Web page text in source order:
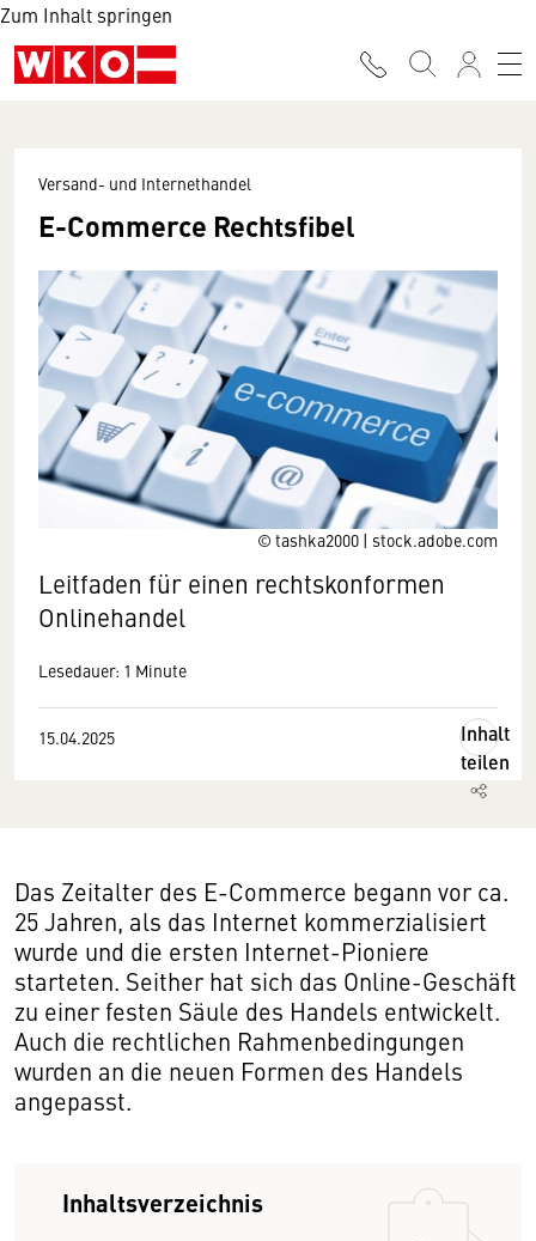
Zum Inhalt springen
© tashka2000 | stock.adobe.com
Versand- und Internethandel
E-Commerce Rechtsfibel
Leitfaden für einen rechtskonformen
Onlinehandel
Lesedauer: 1 Minute
15.04.2025
Inhalt
teilen
Das Zeitalter des E-Commerce begann vor ca.
25 Jahren, als das Internet kommerzialisiert
wurde und die ersten Internet-Pioniere
starteten. Seither hat sich das Online-Geschäft
zu einer festen Säule des Handels entwickelt.
Auch die rechtlichen Rahmenbedingungen
wurden an die neuen Formen des Handels
angepasst.
Inhaltsverzeichnis